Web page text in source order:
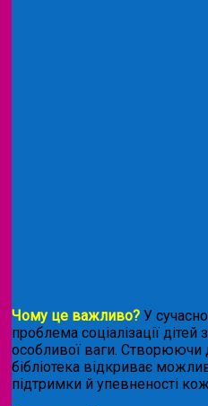
Чому це важливо? У
проблема соціалізації дітей
особливої ваги. Створюючи
бібліотека відкриває
підтримки й упевненості